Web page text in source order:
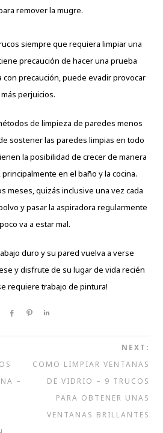
remover la mugre.
siempre que requiera limpiar una
precaución de hacer una prueba
con precaución, puede evadir provocar
más perjuicios.
de limpieza de paredes menos
sostener las paredes limpias en todo
la posibilidad de crecer de manera
en el baño y la cocina.
meses, quizás inclusive una vez cada
y pasar la aspiradora regularmente
va a estar mal.
duro y su pared vuelva a verse
y disfrute de su lugar de vida recién
requiere trabajo de pintura!
Share Pin
–
NEXT:
COMO LIMPIAR VENTANAS
DE VIDRIO – 9 TRUCOS
PARA OBTENER UNAS
VENTANAS BRILLANTES